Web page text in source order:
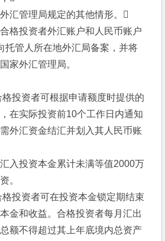
理局规定的其他情形。
资者外汇账户和人民币账户
托管人所在地外汇局备案，并将
家外汇管理局。
者可根据申请额度时提供的
在实际投资前10个工作日内通知
外汇资金结汇并划入其人民币账
资本金累计未满等值2000万
。
者可在投资本金锁定期结束
金和收益。合格投资者每月汇出
额不得超过其上年底境内总资产